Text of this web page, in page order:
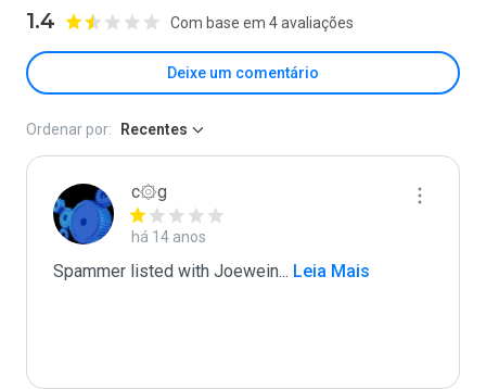
1.4 Com base em 4 avaliações
Deixe um comentário
Ordenar por: Recentes
c۞g
há 14 anos
Spammer listed with Joewein... Leia Mais